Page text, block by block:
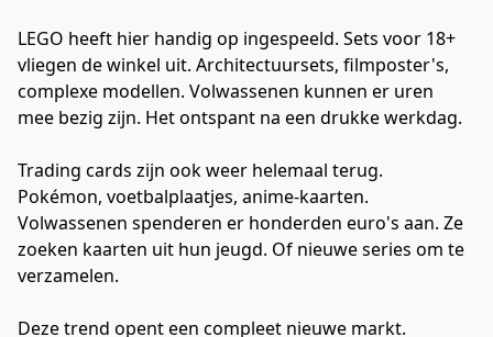
LEGO heeft hier handig op ingespeeld. Sets voor 18+
vliegen de winkel uit. Architectuursets, filmposter's,
complexe modellen. Volwassenen kunnen er uren
mee bezig zijn. Het ontspant na een drukke werkdag.
Trading cards zijn ook weer helemaal terug.
Pokémon, voetbalplaatjes, anime-kaarten.
Volwassenen spenderen er honderden euro's aan. Ze
zoeken kaarten uit hun jeugd. Of nieuwe series om te
verzamelen.
Deze trend opent een compleet nieuwe markt.